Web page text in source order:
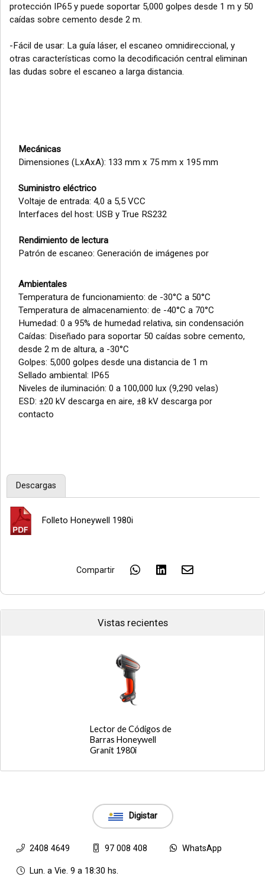
protección IP65 y puede soportar 5,000 golpes desde 1 m y 50
caídas sobre cemento desde 2 m.
-Fácil de usar: La guía láser, el escaneo omnidireccional, y
otras características como la decodificación central eliminan
las dudas sobre el escaneo a larga distancia.
Mecánicas
Dimensiones (LxAxA): 133 mm x 75 mm x 195 mm
Suministro eléctrico
Voltaje de entrada: 4,0 a 5,5 VCC
Interfaces del host: USB y True RS232
Rendimiento de lectura
Patrón de escaneo: Generación de imágenes por
Ambientales
Temperatura de funcionamiento: de -30°C a 50°C
Temperatura de almacenamiento: de -40°C a 70°C
Humedad: 0 a 95% de humedad relativa, sin condensación
Caídas: Diseñado para soportar 50 caídas sobre cemento,
desde 2 m de altura, a -30°C
Golpes: 5,000 golpes desde una distancia de 1 m
Sellado ambiental: IP65
Niveles de iluminación: 0 a 100,000 lux (9,290 velas)
ESD: ±20 kV descarga en aire, ±8 kV descarga por
contacto
Descargas
Folleto Honeywell 1980i
Compartir
Vistas recientes
Lector de Códigos de
Barras Honeywell
Granit 1980i
Digistar
2408 4649 97 008 408 WhatsApp
Lun. a Vie. 9 a 18:30 hs.